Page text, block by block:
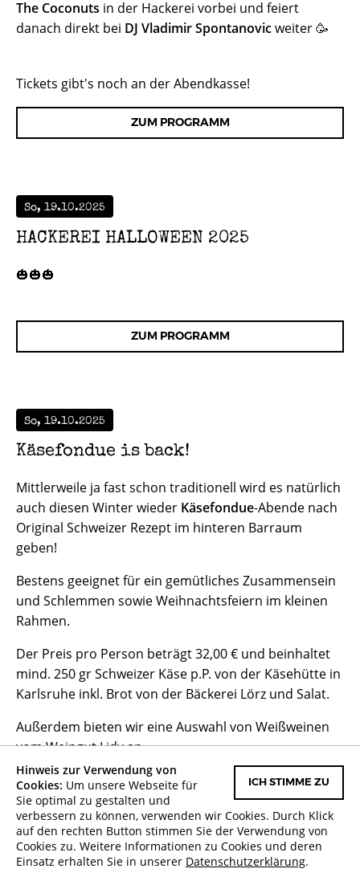
The Coconuts in der Hackerei vorbei und feiert
danach direkt bei DJ Vladimir Spontanovicweiter 🥳
Tickets gibt's noch an der Abendkasse!
ZUM PROGRAMM
So, 19.10.2025
HACKEREI HALLOWEEN 2025
🎃🎃🎃
ZUM PROGRAMM
So, 19.10.2025
Käsefondue is back!
Mittlerweile ja fast schon traditionell wird es natürlich
auch diesen Winter wieder Käsefondue-Abende nach
Original Schweizer Rezept im hinteren Barraum
geben!
Bestens geeignet für ein gemütliches Zusammensein
und Schlemmen sowie Weihnachtsfeiern im kleinen
Rahmen.
Der Preis pro Person beträgt 32,00 € und beinhaltet
mind. 250 gr Schweizer Käse p.P. von der Käsehütte in
Karlsruhe inkl. Brot von der Bäckerei Lörz und Salat.
Außerdem bieten wir eine Auswahl von Weißweinen
vom Weingut Lidy an.
Anmeldung via E-Mail an laura@altehackerei.de!
Wir freuen uns auf euch!
Termine unter Programm!
ICH STIMME ZU
Hinweis zur Verwendung von
Cookies: Um unsere Webseite für
Sie optimal zu gestalten und
verbessern zu können, verwenden wir Cookies. Durch Klick
auf den rechten Button stimmen Sie der Verwendung von
Cookies zu. Weitere Informationen zu Cookies und deren
Einsatz erhalten Sie in unserer Datenschutzerklärung.